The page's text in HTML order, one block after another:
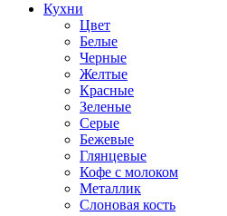
Кухни
Цвет
Белые
Черные
Желтые
Красные
Зеленые
Серые
Бежевые
Глянцевые
Кофе с молоком
Металлик
Слоновая кость